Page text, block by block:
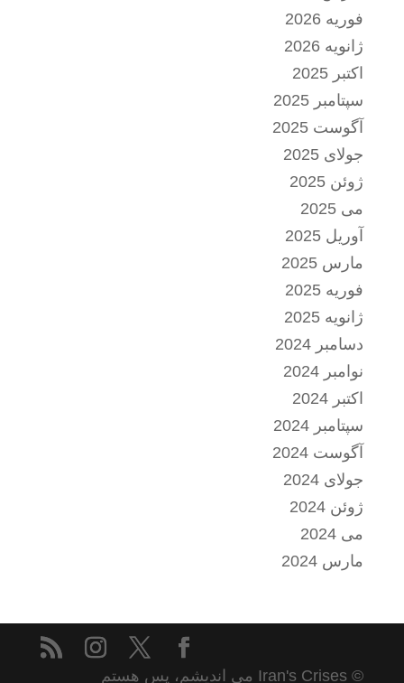
فوریه 2026
ژانویه 2026
اکتبر 2025
سپتامبر 2025
آگوست 2025
جولای 2025
ژوئن 2025
می 2025
آوریل 2025
مارس 2025
فوریه 2025
ژانویه 2025
دسامبر 2024
نوامبر 2024
اکتبر 2024
سپتامبر 2024
آگوست 2024
جولای 2024
ژوئن 2024
می 2024
مارس 2024
© Iran's Crises می اندیشم، پس هستم